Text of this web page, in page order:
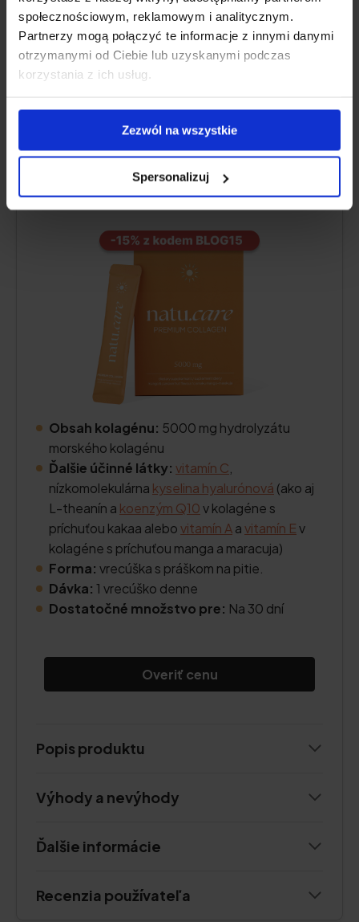
społecznościowym, reklamowym i analitycznym.
Partnerzy mogą połączyć te informacje z innymi danymi
otrzymanymi od Ciebie lub uzyskanymi podczas
korzystania z ich usług.
Zezwól na wszystkie
Spersonalizuj
Ďalšie informácie
Natu.Care Collagen Premium 5000
mg, mango-maracuja
5.0
Obsah kolagénu: 5000 mg hydrolyzátu
morského kolagénu
Ďalšie účinné látky: vitamín C
nízkomolekulárna kyselina hyalurónová (ako aj
L-theanín a koenzým Q10v kolagéne s
príchuťou kakaa alebovitamín Aavitamín Ev
kolagéne s príchuťou manga a maracuja)
Forma: vrecúška s práškom na pitie.
Dávka: 1 vrecúško denne
Dostatočné množstvo pre: Na 30 dní
Overiť cenu
Popis produktu
Výhody a nevýhody
Ďalšie informácie
Recenzia používateľa